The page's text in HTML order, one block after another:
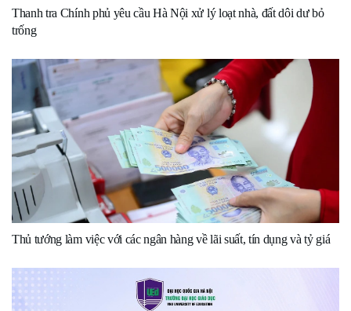
Thanh tra Chính phủ yêu cầu Hà Nội xử lý loạt nhà, đất dôi dư bỏ
trống
Thủ tướng làm việc với các ngân hàng về lãi suất, tín dụng và tỷ giá